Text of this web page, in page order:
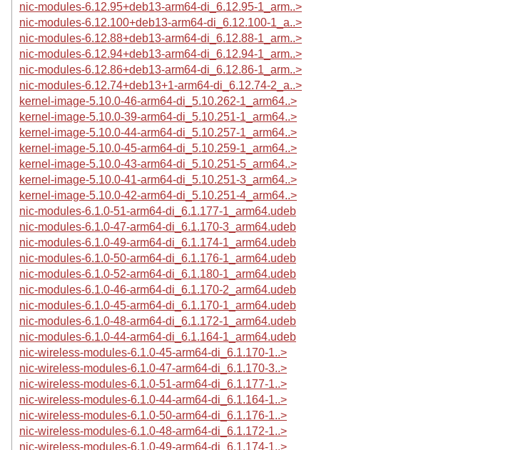
nic-modules-6.12.95+deb13-arm64-di_6.12.95-1_arm..>
nic-modules-6.12.100+deb13-arm64-di_6.12.100-1_a..>
nic-modules-6.12.88+deb13-arm64-di_6.12.88-1_arm..>
nic-modules-6.12.94+deb13-arm64-di_6.12.94-1_arm..>
nic-modules-6.12.86+deb13-arm64-di_6.12.86-1_arm..>
nic-modules-6.12.74+deb13+1-arm64-di_6.12.74-2_a..>
kernel-image-5.10.0-46-arm64-di_5.10.262-1_arm64..>
kernel-image-5.10.0-39-arm64-di_5.10.251-1_arm64..>
kernel-image-5.10.0-44-arm64-di_5.10.257-1_arm64..>
kernel-image-5.10.0-45-arm64-di_5.10.259-1_arm64..>
kernel-image-5.10.0-43-arm64-di_5.10.251-5_arm64..>
kernel-image-5.10.0-41-arm64-di_5.10.251-3_arm64..>
kernel-image-5.10.0-42-arm64-di_5.10.251-4_arm64..>
nic-modules-6.1.0-51-arm64-di_6.1.177-1_arm64.udeb
nic-modules-6.1.0-47-arm64-di_6.1.170-3_arm64.udeb
nic-modules-6.1.0-49-arm64-di_6.1.174-1_arm64.udeb
nic-modules-6.1.0-50-arm64-di_6.1.176-1_arm64.udeb
nic-modules-6.1.0-52-arm64-di_6.1.180-1_arm64.udeb
nic-modules-6.1.0-46-arm64-di_6.1.170-2_arm64.udeb
nic-modules-6.1.0-45-arm64-di_6.1.170-1_arm64.udeb
nic-modules-6.1.0-48-arm64-di_6.1.172-1_arm64.udeb
nic-modules-6.1.0-44-arm64-di_6.1.164-1_arm64.udeb
nic-wireless-modules-6.1.0-45-arm64-di_6.1.170-1..>
nic-wireless-modules-6.1.0-47-arm64-di_6.1.170-3..>
nic-wireless-modules-6.1.0-51-arm64-di_6.1.177-1..>
nic-wireless-modules-6.1.0-44-arm64-di_6.1.164-1..>
nic-wireless-modules-6.1.0-50-arm64-di_6.1.176-1..>
nic-wireless-modules-6.1.0-48-arm64-di_6.1.172-1..>
nic-wireless-modules-6.1.0-49-arm64-di_6.1.174-1..>